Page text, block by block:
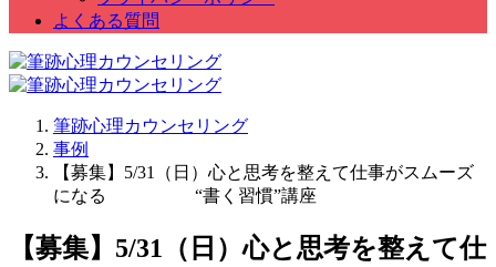
よくある質問
筆跡心理カウンセリング
事例
【募集】5/31（日）心と思考を整えて仕事がスムーズ
になる “書く習慣”講座
【募集】5/31（日）心と思考を整えて仕